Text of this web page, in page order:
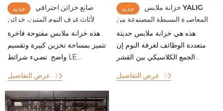
جديد
صانع خزائن احترافي
لأثاث غرف النوم المتين، خزائن
ملابس حديثة فاخرة مخصصة
هذه خزانة ملابس مفتوحة فاخرة
تتميز بمساحة تخزين كبيرة وتقسيم
واضح. تضيء شرائط LE...
عرض التفاصيل
جديد
خزانة ملابس YALIG
المعاصرة البسيطة المصنوعة من
الخشب القشرة البيضاء لغرفة النوم
الرئيسية
هذه هي خزانة ملابس حديثة
متعددة الوظائف لغرفة النوم إن
الجمع الكلاسيكي بين القشر...
عرض التفاصيل